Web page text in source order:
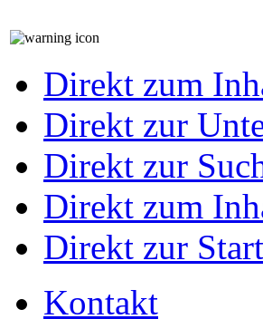
Direkt zum
Direkt zur
Direkt zur
Direkt zum
Direkt zur
Kontakt